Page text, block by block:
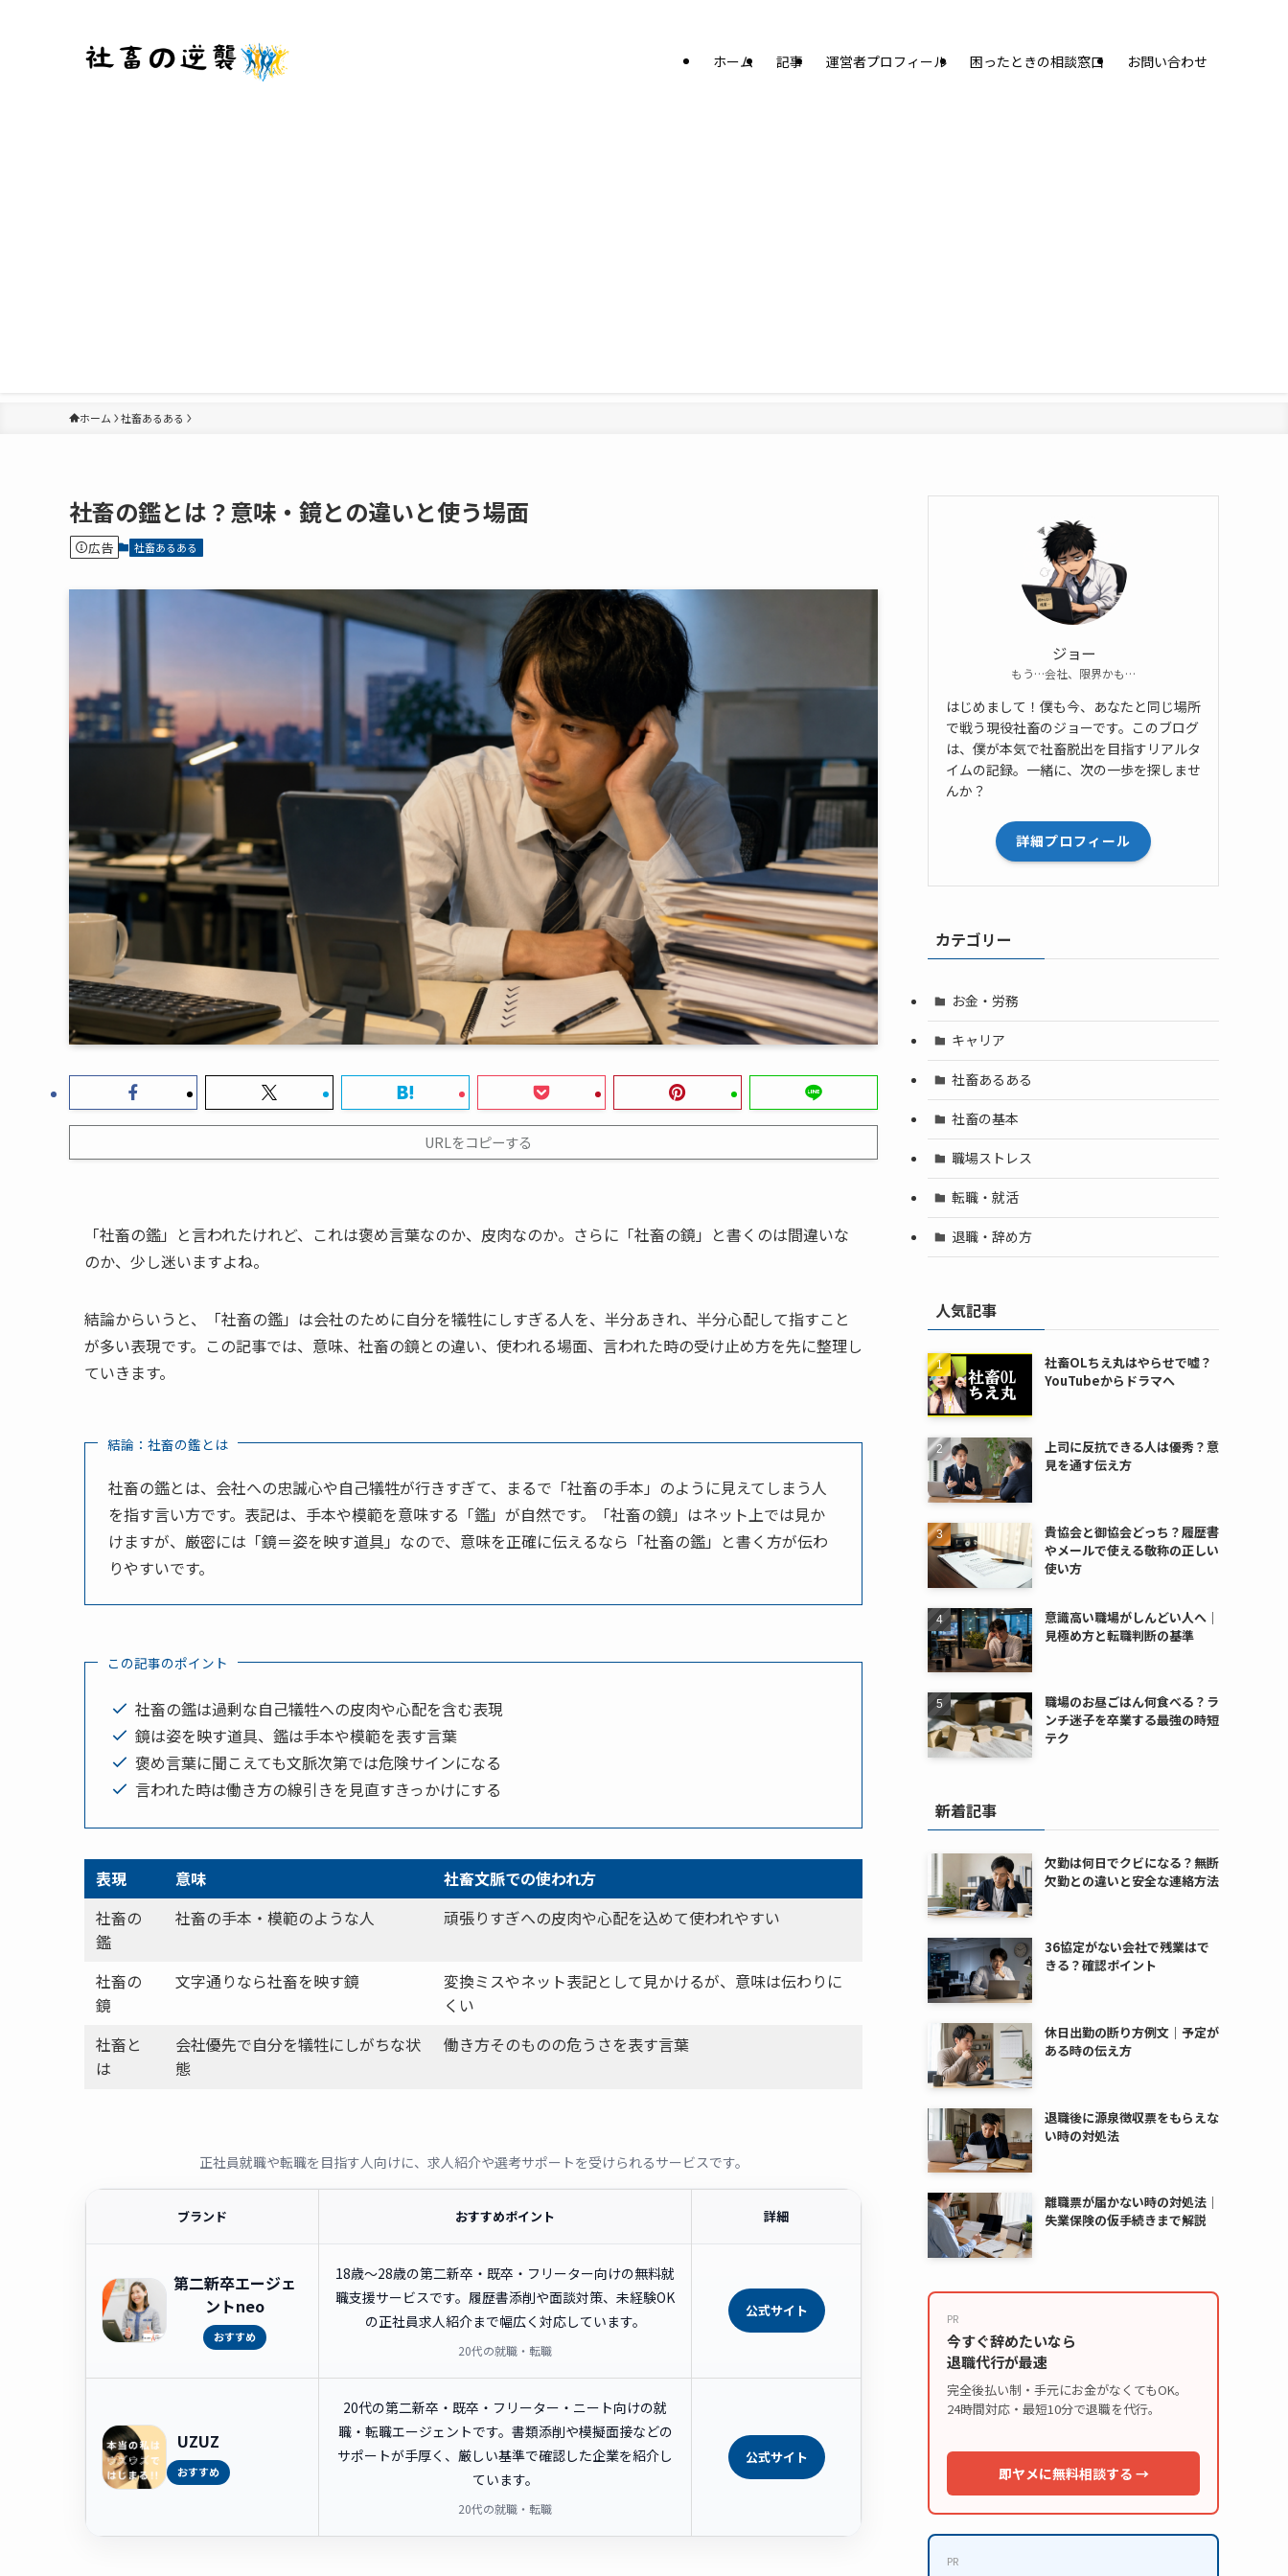
ホーム 記事 運営者プロフィール 困ったときの相談窓口 お問い合わせ
ホーム 社畜あるある
社畜の鑑とは？意味・鏡との違いと使う場面
広告 社畜あるある
URLをコピーする
「社畜の鑑」と言われたけれど、これは褒め言葉なのか、皮肉なのか。さらに「社畜の鏡」と書くのは間違いな
のか、少し迷いますよね。
結論からいうと、「社畜の鑑」は会社のために自分を犠牲にしすぎる人を、半分あきれ、半分心配して指すこと
が多い表現です。この記事では、意味、社畜の鏡との違い、使われる場面、言われた時の受け止め方を先に整理し
ていきます。
結論：社畜の鑑とは
社畜の鑑とは、会社への忠誠心や自己犠牲が行きすぎて、まるで「社畜の手本」のように見えてしまう人
を指す言い方です。表記は、手本や模範を意味する「鑑」が自然です。「社畜の鏡」はネット上では見か
けますが、厳密には「鏡＝姿を映す道具」なので、意味を正確に伝えるなら「社畜の鑑」と書く方が伝わ
りやすいです。
この記事のポイント
社畜の鑑は過剰な自己犠牲への皮肉や心配を含む表現
鏡は姿を映す道具、鑑は手本や模範を表す言葉
褒め言葉に聞こえても文脈次第では危険サインになる
言われた時は働き方の線引きを見直すきっかけにする
表現 意味
社畜文脈での使われ方
社畜の
鑑
社畜の手本・模範のような人 頑張りすぎへの皮肉や心配を込めて使われやすい
社畜の
鏡
文字通りなら社畜を映す鏡
変換ミスやネット表記として見かけるが、意味は伝わりに
くい
社畜と
は
会社優先で自分を犠牲にしがちな状
態
働き方そのものの危うさを表す言葉
正社員就職や転職を目指す人向けに、求人紹介や選考サポートを受けられるサービスです。
ブランド おすすめポイント 詳細
第二新卒エージェ
ントneo
おすすめ
18歳〜28歳の第二新卒・既卒・フリーター向けの無料就
職支援サービスです。履歴書添削や面談対策、未経験OK
の正社員求人紹介まで幅広く対応しています。
20代の就職・転職
公式サイト
UZUZ
おすすめ
20代の第二新卒・既卒・フリーター・ニート向けの就
職・転職エージェントです。書類添削や模擬面接などの
サポートが手厚く、厳しい基準で確認した企業を紹介し
ています。
20代の就職・転職
公式サイト
ジョー
もう…会社、限界かも…
はじめまして！僕も今、あなたと同じ場所
で戦う現役社畜のジョーです。このブログ
は、僕が本気で社畜脱出を目指すリアルタ
イムの記録。一緒に、次の一歩を探しませ
んか？
詳細プロフィール
カテゴリー
お金・労務
キャリア
社畜あるある
社畜の基本
職場ストレス
転職・就活
退職・辞め方
人気記事
社畜OLちえ丸はやらせで嘘？
YouTubeからドラマへ
上司に反抗できる人は優秀？意
見を通す伝え方
貴協会と御協会どっち？履歴書
やメールで使える敬称の正しい
使い方
意識高い職場がしんどい人へ｜
見極め方と転職判断の基準
職場のお昼ごはん何食べる？ラ
ンチ迷子を卒業する最強の時短
テク
新着記事
欠勤は何日でクビになる？無断
欠勤との違いと安全な連絡方法
36協定がない会社で残業はで
きる？確認ポイント
休日出勤の断り方例文｜予定が
ある時の伝え方
退職後に源泉徴収票をもらえな
い時の対処法
離職票が届かない時の対処法｜
失業保険の仮手続きまで解説
PR
今すぐ辞めたいなら
退職代行が最速
完全後払い制・手元にお金がなくてもOK。
24時間対応・最短10分で退職を代行。
即ヤメに無料相談する →
PR